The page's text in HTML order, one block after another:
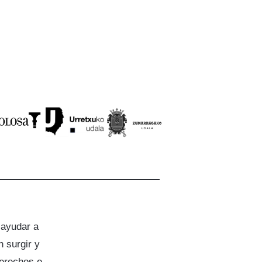
a
surgir y